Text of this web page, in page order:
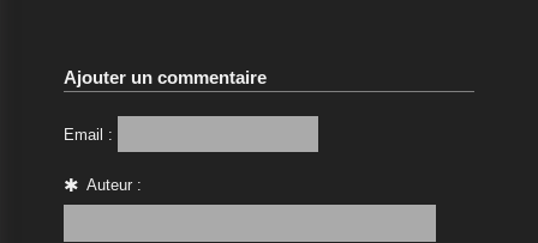
Ajouter un commentaire
Email :
Auteur :